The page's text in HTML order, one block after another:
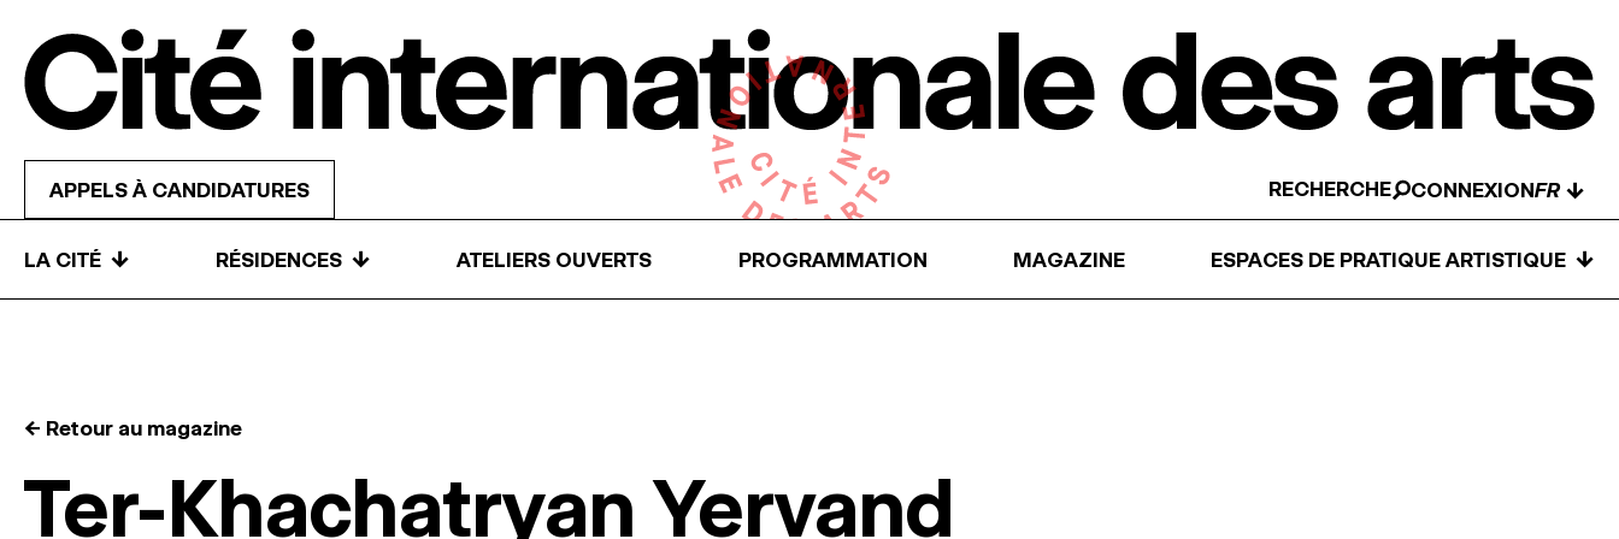
APPELS À CANDIDATURES RECHERCHE CONNEXION ↓
LA CITÉ ↓ RÉSIDENCES ↓ ATELIERS OUVERTS PROGRAMMATION MAGAZINE ESPACES DE PRATIQUE ARTISTIQUE ↓
← Retour au magazine
Ter-Khachatryan Yervand